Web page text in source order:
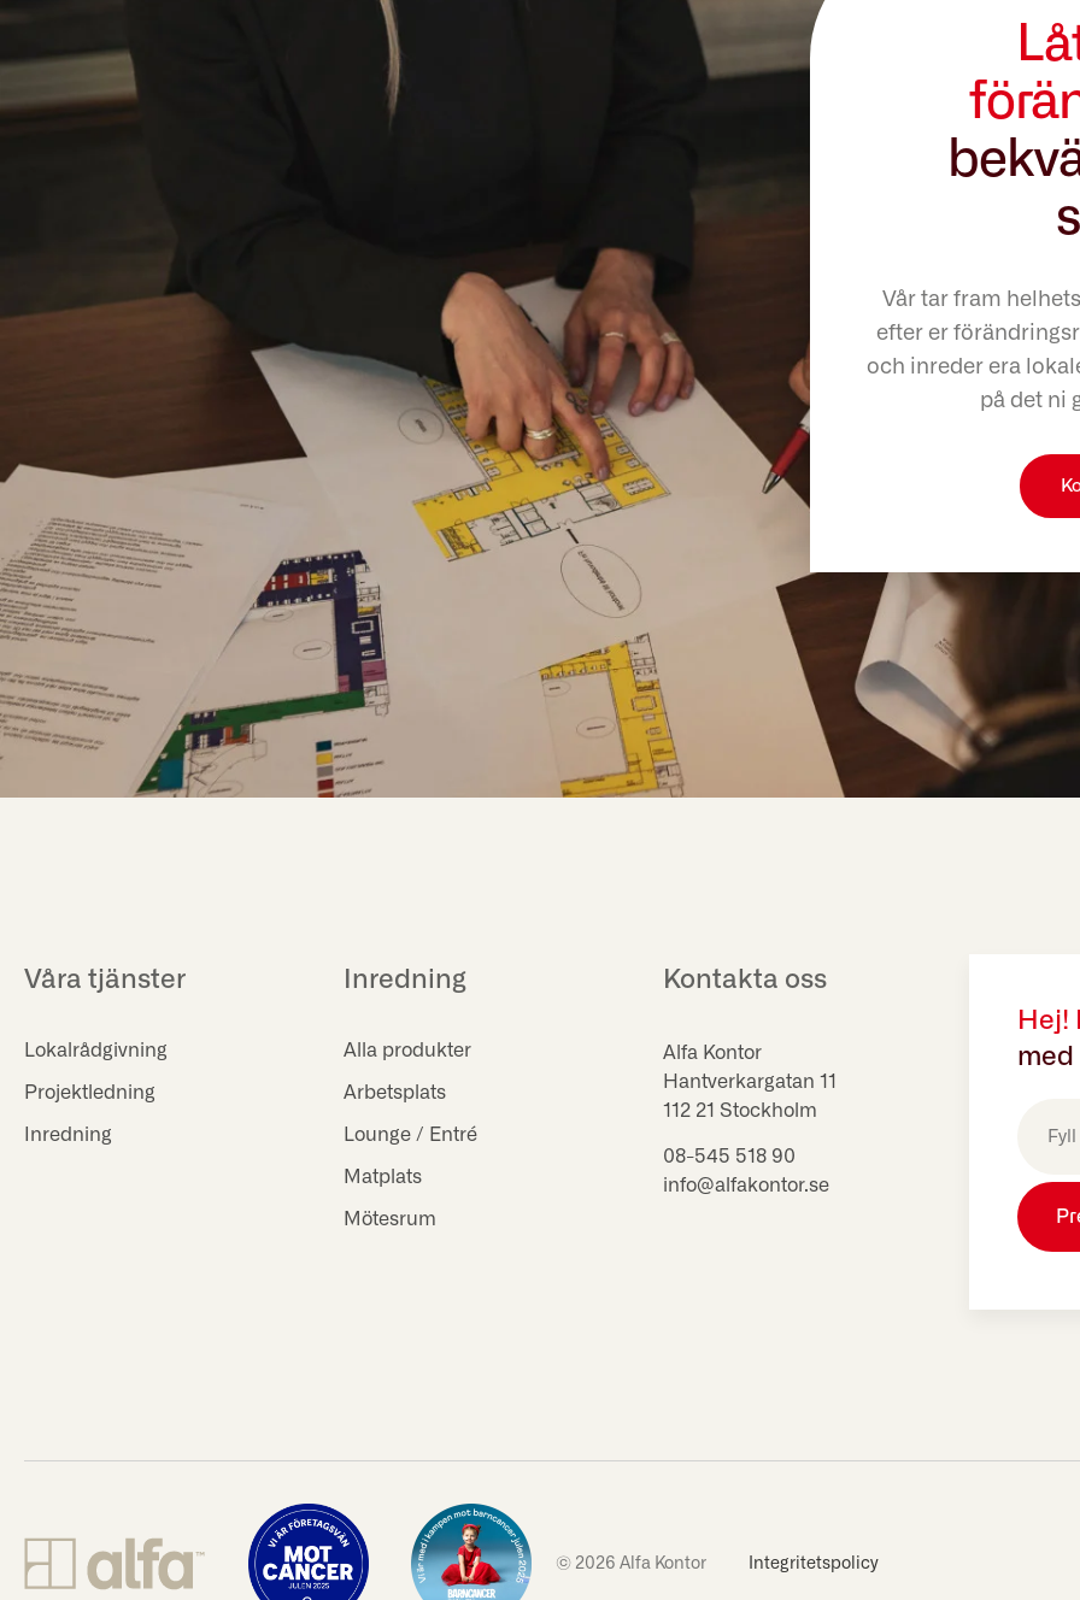
Vår tar fram
efter er
och inreder era
på det ni
Våra tjänster
Lokalrådgivning
Projektledning
Inredning
Inredning
Alla produkter
Arbetsplats
Lounge / Entré
Matplats
Mötesrum
Kontakta oss
Alfa Kontor
Hantverkargatan 11
112 21 Stockholm
08-545 518 90
info@alfakontor.se
Hej!
med
post
© 2026 Alfa Kontor Integritetspolicy